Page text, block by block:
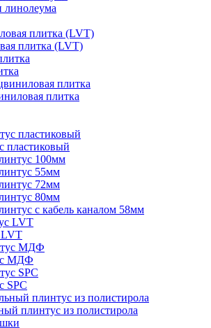
линолеума
плитка (LVT)
плитка
пластиковый
100мм
55мм
72мм
80мм
с кабель каналом 58мм
МДФ
SPC
плинтус из полистирола